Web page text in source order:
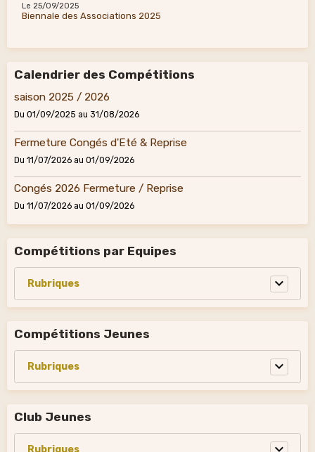
Le 25/09/2025
Biennale des Associations 2025
Calendrier des Compétitions
saison 2025 / 2026
Du 01/09/2025 au 31/08/2026
Fermeture Congés d'Eté & Reprise
Du 11/07/2026 au 01/09/2026
Congés 2026 Fermeture / Reprise
Du 11/07/2026 au 01/09/2026
Compétitions par Equipes
Compétitions Jeunes
Club Jeunes